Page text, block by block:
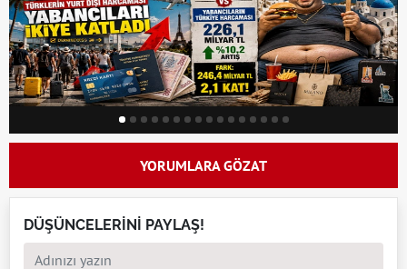
YORUMLARA GÖZAT
DÜŞÜNCELERİNİ PAYLAŞ!